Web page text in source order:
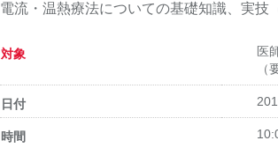
電流・温熱療法についての基礎知識、実技
対象 医
（
日付
時間